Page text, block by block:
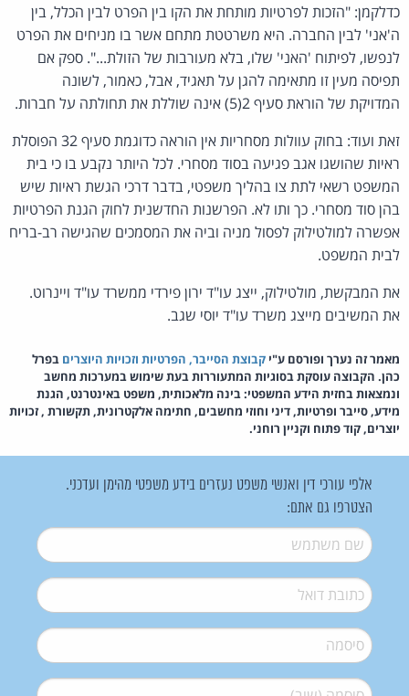
כדלקמן: "הזכות לפרטיות מותחת את הקו בין הפרט לבין הכלל, בין
ה'אני' לבין החברה. היא משרטטת מתחם אשר בו מניחים את הפרט
לנפשו, לפיתוח 'האני' שלו, בלא מעורבות של הזולת...". ספק אם
תפיסה מעין זו מתאימה להגן על תאגיד, אבל, כאמור, לשונה
המדויקת של הוראת סעיף 2(5) אינה שוללת את תחולתה על חברות.
זאת ועוד: בחוק עוולות מסחריות אין הוראה כדוגמת סעיף 32 הפוסלת
ראיות שהושגו אגב פגיעה בסוד מסחרי. לכל היותר נקבע בו כי בית
המשפט רשאי לתת צו בהליך משפטי, בדבר דרכי הגשת ראיות שיש
בהן סוד מסחרי. כך ותו לא. הפרשנות החדשנית לחוק הגנת הפרטיות
אפשרה למולטילוק לפסול מניה וביה את המסמכים שהגישה רב-בריח
לבית המשפט.
את המבקשת, מולטילוק, ייצג עו"ד ירון פירדי ממשרד עו"ד ויינרוט.
את המשיבים מייצג משרד עו"ד יוסי שגב.
מאמר זה נערך ופורסם ע"י קבוצת הסייבר, הפרטיות וזכויות היוצרים בפרל
כהן. הקבוצה עוסקת בסוגיות המתעוררות בעת שימוש במערכות מחשב
ונמצאות בחזית הידע המשפטי: בינה מלאכותית, משפט באינטרנט, הגנת
מידע, סייבר ופרטיות, דיני וחוזי מחשבים, חתימה אלקטרונית, תקשורת , זכויות
יוצרים, קוד פתוח וקניין רוחני.
אלפי עורכי דין ואנשי משפט נעזרים בידע משפטי מהימן ועדכני.
הצטרפו גם אתם:
שם משתמש*
דואל*
סיסמה*
סיסמה (שוב)*